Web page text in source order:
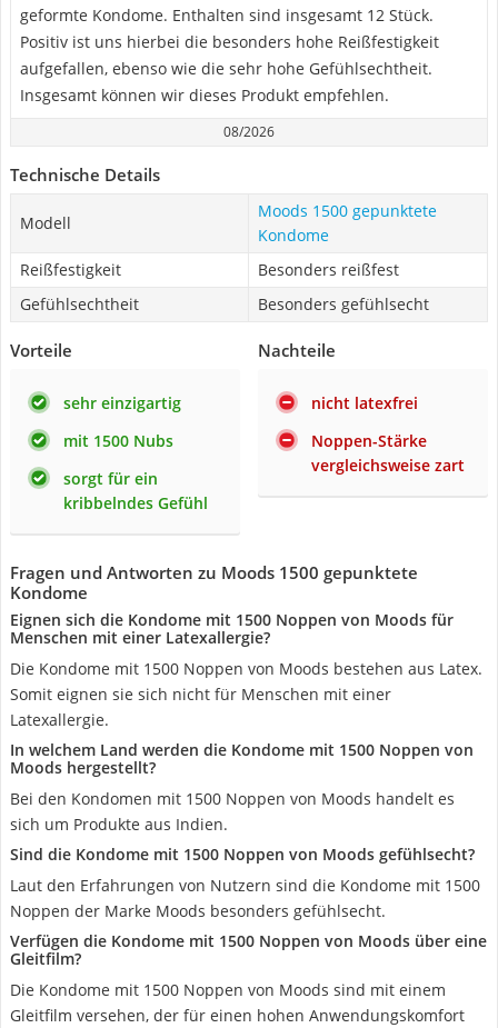
geformte Kondome. Enthalten sind insgesamt 12 Stück.
Positiv ist uns hierbei die besonders hohe Reißfestigkeit
aufgefallen, ebenso wie die sehr hohe Gefühlsechtheit.
Insgesamt können wir dieses Produkt empfehlen.
08/2026
Technische Details
Modell
Moods 1500 gepunktete
Kondome
Reißfestigkeit
Besonders reißfest
Gefühlsechtheit
Besonders gefühlsecht
Vorteile
sehr einzigartig
mit 1500 Nubs
sorgt für ein
kribbelndes Gefühl
Nachteile
nicht latexfrei
Noppen-Stärke
vergleichsweise zart
Fragen und Antworten zu Moods 1500 gepunktete
Kondome
Eignen sich die Kondome mit 1500 Noppen von Moods für
Menschen mit einer Latexallergie?
Die Kondome mit 1500 Noppen von Moods bestehen aus Latex.
Somit eignen sie sich nicht für Menschen mit einer
Latexallergie.
In welchem Land werden die Kondome mit 1500 Noppen von
Moods hergestellt?
Bei den Kondomen mit 1500 Noppen von Moods handelt es
sich um Produkte aus Indien.
Sind die Kondome mit 1500 Noppen von Moods gefühlsecht?
Laut den Erfahrungen von Nutzern sind die Kondome mit 1500
Noppen der Marke Moods besonders gefühlsecht.
Verfügen die Kondome mit 1500 Noppen von Moods über eine
Gleitfilm?
Die Kondome mit 1500 Noppen von Moods sind mit einem
Gleitfilm versehen, der für einen hohen Anwendungskomfort